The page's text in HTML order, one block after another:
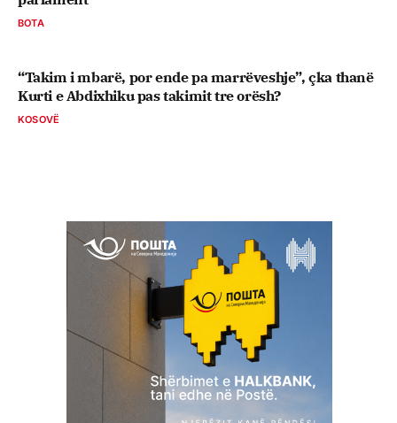
BOTA
“Takim i mbarë, por ende pa marrëveshje”, çka thanë
Kurti e Abdixhiku pas takimit tre orësh?
KOSOVË